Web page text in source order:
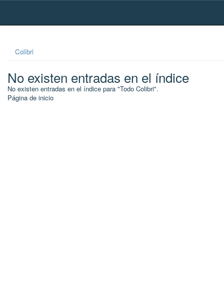
Skip
Colibri
No existen entradas en el índice
No existen entradas en el índice para "Todo Colibri".
Página de inicio